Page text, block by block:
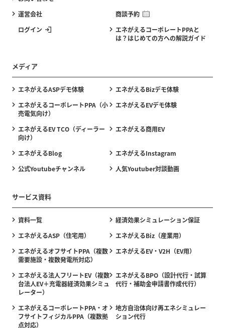
運営会社
商談予約
ログイン
エネがえるコーポレートPPAと
は？はじめての方への解説ガイド
メディア
エネがえるASPデモ体験
エネがえるBizデモ体験
エネがえるコーポレートPPA（小
売電気向け）
エネがえるEVデモ体験
エネがえるEV TCO（ディーラー
向け）
エネがえる商用EV
エネがえるBlog
エネがえるInstagram
公式Youtubeチャンネル
人気Youtuber対談動画
サービス資料
資料一覧
経済効果シミュレーション保証
エネがえるASP（住宅用）
エネがえるBiz（産業用）
エネがえるオフサイトPPA（複数
需要施設・複数発電所対応）
エネがえるEV・V2H（EV用）
エネがえる法人フリートEV（複数
台法人EV＋充電器経済効果シミュ
レーター）
エネがえるBPO（設計代行・試算
代行・補助金申請書作成代行）
エネがえるコーポレートPPA・オ
フサイトフィジカルPPA（複数拠
点対応）
地方自治体向け再エネシミュレー
ション代行